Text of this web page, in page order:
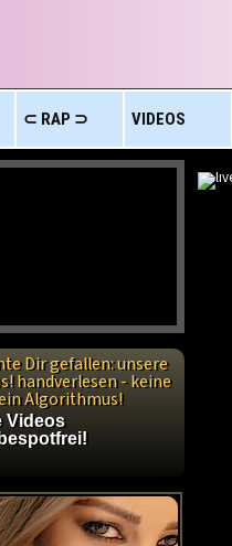
⊂ RAP ⊃ VIDEOS
Dir gefallen: unsere
handverlesen - keine
Algorithmus!
Videos